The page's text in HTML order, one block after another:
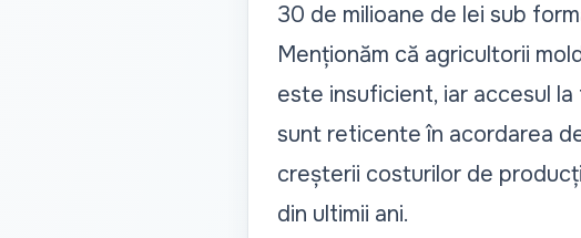
30 de milioane de lei sub
Menționăm că agricultorii
este insuficient, iar accesul
sunt reticente în acordarea
creșterii costurilor de
din ultimii ani.